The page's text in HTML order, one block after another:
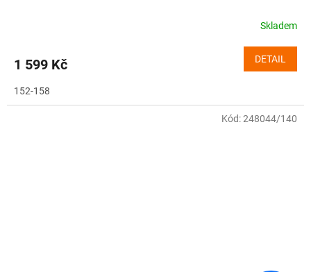
Skladem
1 599 Kč DETAIL
152-158
Kód:248044/140